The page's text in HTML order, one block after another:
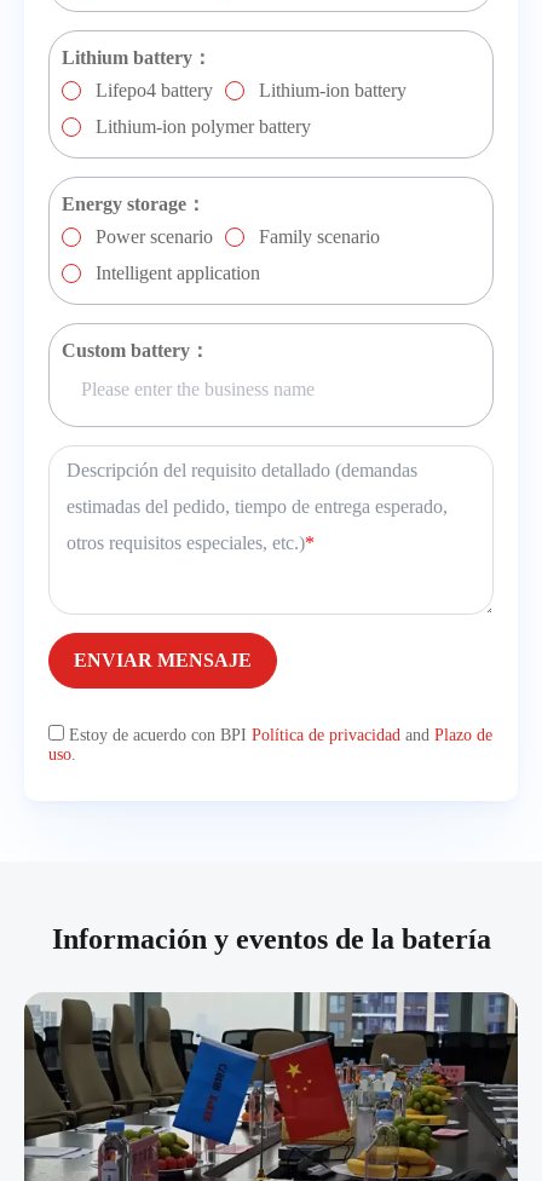
Lithium battery：
Lifepo4 battery
Lithium-ion battery
Lithium-ion polymer battery
Energy storage：
Power scenario
Family scenario
Intelligent application
Custom battery：
Descripción del requisito detallado (demandas
estimadas del pedido, tiempo de entrega esperado,
otros requisitos especiales, etc.)*
ENVIAR MENSAJE
Estoy de acuerdo con BPI Política de privacidad and Plazo de
uso
Información y eventos de la batería